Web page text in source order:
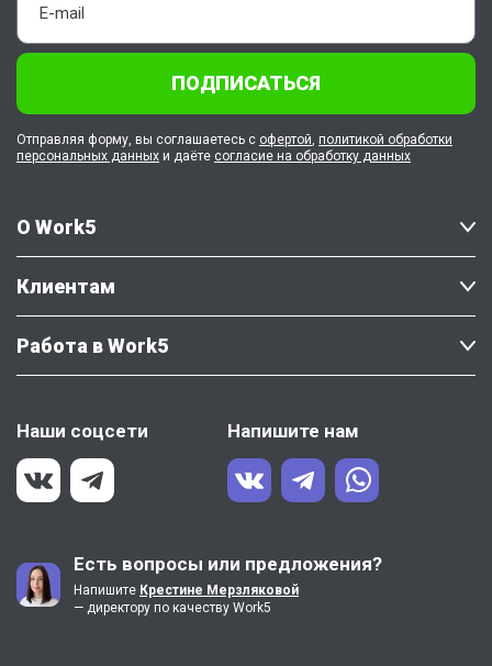
О Work5
Клиентам
Работа в Work5
Наши соцсети Напишите нам
Есть вопросы или предложения?
Напишите Крестине Мерзляковой
— директору по качеству Work5
ПОДПИСАТЬСЯ
Отправляя форму, вы соглашаетесь с офертой, политикой обработки
персональных данных и даёте согласие на обработку данных